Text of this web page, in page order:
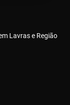
Lavras e Região